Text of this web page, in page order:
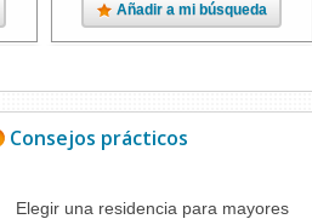
Añadir a mi búsqueda
Consejos prácticos
Elegir una residencia para mayores